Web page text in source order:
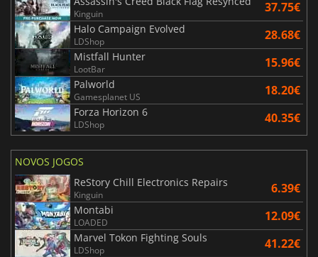
Kinguin 37.75€
Halo Campaign Evolved
LDShop 28.68€
Mistfall Hunter
LootBar 15.96€
Palworld
Gamesplanet US 18.20€
Forza Horizon 6
LDShop 40.35€
NOVOS JOGOS
ReStory Chill Electronics Repairs
Kinguin 6.39€
Montabi
LOADED 12.09€
Marvel Tokon Fighting Souls
LDShop 41.22€